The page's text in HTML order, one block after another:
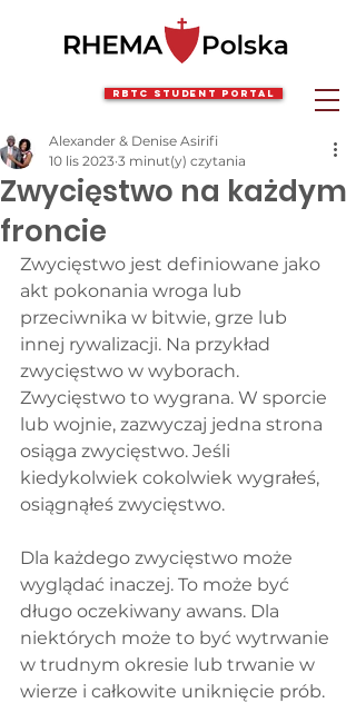
RBTC Student Portal
Zwycięstwo na każdym
froncie
Alexander & Denise Asirifi
10 lis 2023 3 minut(y) czytania
Zwycięstwo jest definiowane jako
akt pokonania wroga lub
przeciwnika w bitwie, grze lub
innej rywalizacji. Na przykład
zwycięstwo w wyborach.
Zwycięstwo to wygrana. W sporcie
lub wojnie, zazwyczaj jedna strona
osiąga zwycięstwo. Jeśli
kiedykolwiek cokolwiek wygrałeś,
osiągnąłeś zwycięstwo.
Dla każdego zwycięstwo może
wyglądać inaczej. To może być
długo oczekiwany awans. Dla
niektórych może to być wytrwanie
w trudnym okresie lub trwanie w
wierze i całkowite uniknięcie prób.